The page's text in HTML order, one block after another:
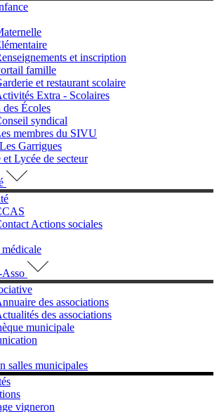
et inscription
famille
et restaurant scolaire
Extra - Scolaires
des Écoles
syndical
membres du SIVU
Garrigues
Lycée de secteur
Actions sociales
des associations
des associations
municipale
salles municipales
vigneron